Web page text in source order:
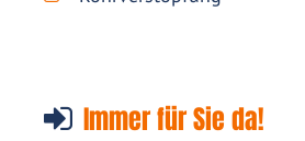
Immer für Sie da!